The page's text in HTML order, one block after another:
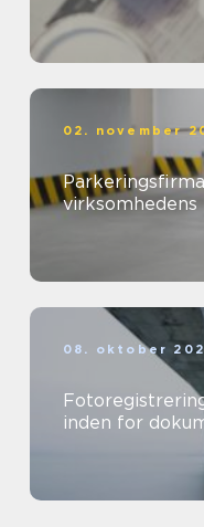
02. november
08. oktober
inden for